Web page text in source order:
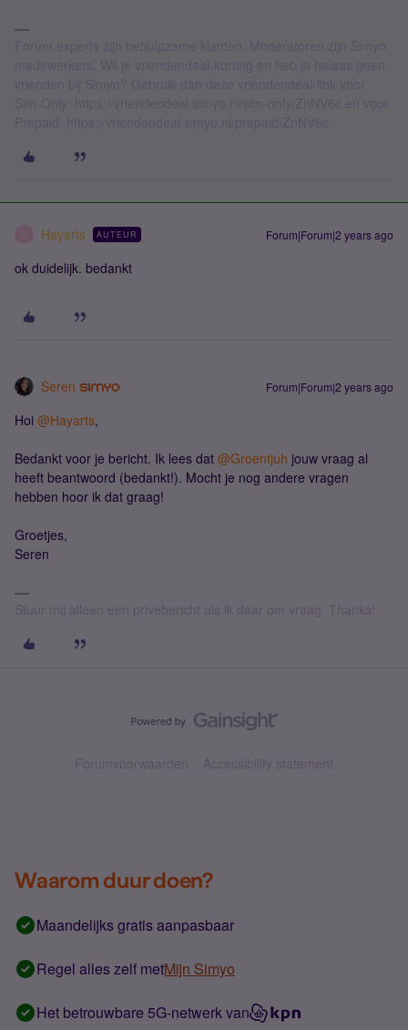
Hayarts AUTEUR Forum|Forum|2 years ago
ok duidelijk. bedankt
Seren Forum|Forum|2 years ago
Hoi @Hayarts,
Bedankt voor je bericht. Ik lees dat @Groentjuh jouw vraag al
heeft beantwoord (bedankt!). Mocht je nog andere vragen
hebben hoor ik dat graag!
Groetjes,
Seren
Stuur mij alleen een privébericht als ik daar om vraag. Thanks!
Forumvoorwaarden Accessibility statement
Waarom duur doen?
Maandelijks gratis aanpasbaar
Regel alles zelf metMijn Simyo
Het betrouwbare 5G-netwerk van